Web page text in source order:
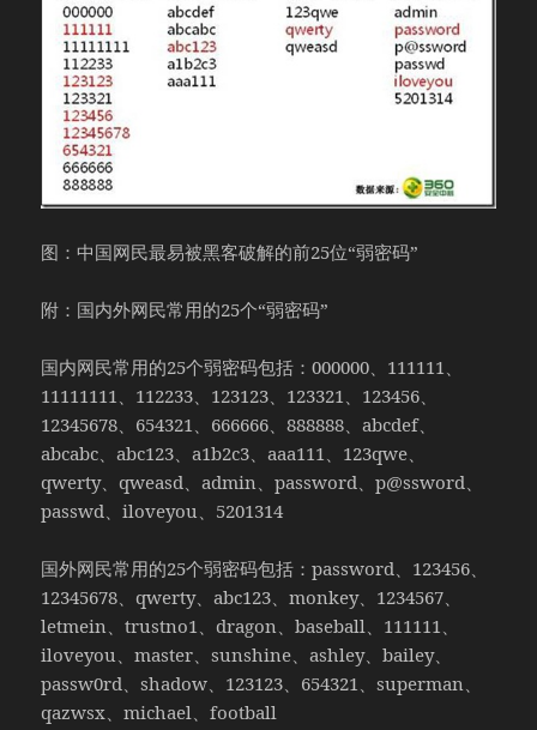
图：中国网民最易被黑客破解的前25位“弱密码”
附：国内外网民常用的25个“弱密码”
国内网民常用的25个弱密码包括：000000、111111、
11111111、112233、123123、123321、123456、
12345678、654321、666666、888888、abcdef、
abcabc、abc123、a1b2c3、aaa111、123qwe、
qwerty、qweasd、admin、password、p@ssword、
passwd、iloveyou、5201314
国外网民常用的25个弱密码包括：password、123456、
12345678、qwerty、abc123、monkey、1234567、
letmein、trustno1、dragon、baseball、111111、
iloveyou、master、sunshine、ashley、bailey、
passw0rd、shadow、123123、654321、superman、
qazwsx、michael、football